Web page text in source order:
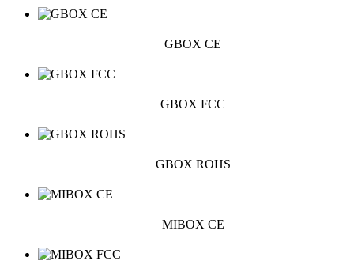
GBOX CE
GBOX FCC
GBOX ROHS
MIBOX CE